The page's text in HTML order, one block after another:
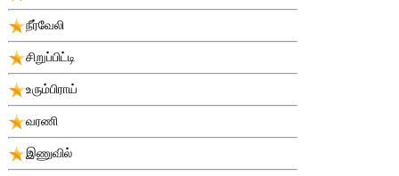
நீர்வேலி
சிறுப்பிட்டி
உரும்பிராய்
வரணி
இணுவில்